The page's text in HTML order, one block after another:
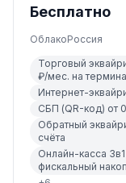
Бесплатно
ОблакоРоссия
Торговый
₽/мес. на
Интернет-
СБП (QR-код) от
Обратный
счёта
Онлайн-касса
фискальный